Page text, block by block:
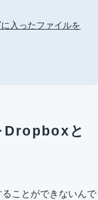
入ったファイルを
Dropboxと
ことができないんで